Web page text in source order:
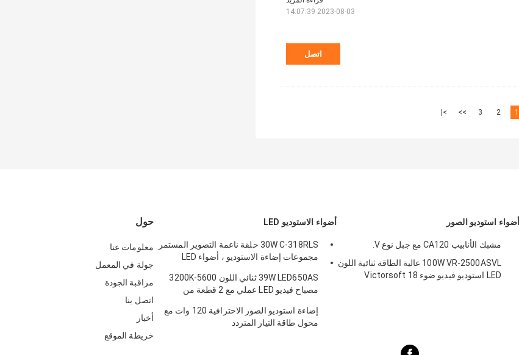
اتصل
2023-08-03 14:07:39
1
2
3
>>
>|
حول
معلومات عنا
جولة في المعمل
مراقبة الجودة
اتصل بنا
أخبار
خريطة الموقع
أضواء الاستوديو LED
30W C-318RLS حلقة ناعمة التصوير المستمر
مجموعات إضاءة الاستوديو ، أضواء LED
39W LED650AS ثنائي اللون 5600-3200K
مصباح فيديو LED عملي مع 2 قطعة من
إضاءة استوديو الصور الاحترافية 120 وات مع
محول طاقة التيار المتردد
أضواء استوديو الصور
مشبك الأنابيب CA120 مع جبل نوع V.
100W VR-2500ASVL عالية الطاقة ثنائية اللون
LED استوديو فيديو ضوء Victorsoft 18